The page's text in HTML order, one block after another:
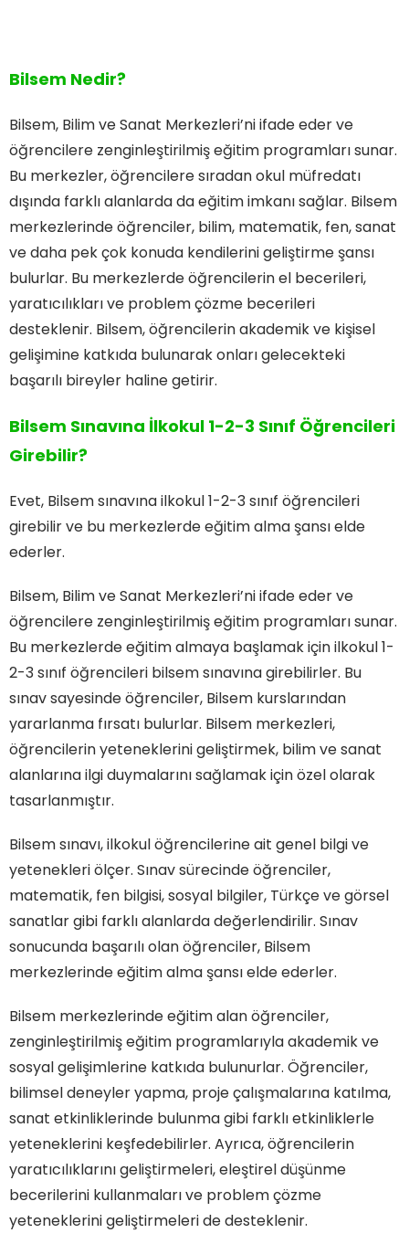
Bilsem Nedir?
Bilsem, Bilim ve Sanat Merkezleri’ni ifade eder ve
öğrencilere zenginleştirilmiş eğitim programları sunar.
Bu merkezler, öğrencilere sıradan okul müfredatı
dışında farklı alanlarda da eğitim imkanı sağlar. Bilsem
merkezlerinde öğrenciler, bilim, matematik, fen, sanat
ve daha pek çok konuda kendilerini geliştirme şansı
bulurlar. Bu merkezlerde öğrencilerin el becerileri,
yaratıcılıkları ve problem çözme becerileri
desteklenir. Bilsem, öğrencilerin akademik ve kişisel
gelişimine katkıda bulunarak onları gelecekteki
başarılı bireyler haline getirir.
Bilsem Sınavına İlkokul 1-2-3 Sınıf Öğrencileri
Girebilir?
Evet, Bilsem sınavına ilkokul 1-2-3 sınıf öğrencileri
girebilir ve bu merkezlerde eğitim alma şansı elde
ederler.
Bilsem, Bilim ve Sanat Merkezleri’ni ifade eder ve
öğrencilere zenginleştirilmiş eğitim programları sunar.
Bu merkezlerde eğitim almaya başlamak için ilkokul 1-
2-3 sınıf öğrencileri bilsem sınavına girebilirler. Bu
sınav sayesinde öğrenciler, Bilsem kurslarından
yararlanma fırsatı bulurlar. Bilsem merkezleri,
öğrencilerin yeteneklerini geliştirmek, bilim ve sanat
alanlarına ilgi duymalarını sağlamak için özel olarak
tasarlanmıştır.
Bilsem sınavı, ilkokul öğrencilerine ait genel bilgi ve
yetenekleri ölçer. Sınav sürecinde öğrenciler,
matematik, fen bilgisi, sosyal bilgiler, Türkçe ve görsel
sanatlar gibi farklı alanlarda değerlendirilir. Sınav
sonucunda başarılı olan öğrenciler, Bilsem
merkezlerinde eğitim alma şansı elde ederler.
Bilsem merkezlerinde eğitim alan öğrenciler,
zenginleştirilmiş eğitim programlarıyla akademik ve
sosyal gelişimlerine katkıda bulunurlar. Öğrenciler,
bilimsel deneyler yapma, proje çalışmalarına katılma,
sanat etkinliklerinde bulunma gibi farklı etkinliklerle
yeteneklerini keşfedebilirler. Ayrıca, öğrencilerin
yaratıcılıklarını geliştirmeleri, eleştirel düşünme
becerilerini kullanmaları ve problem çözme
yeteneklerini geliştirmeleri de desteklenir.